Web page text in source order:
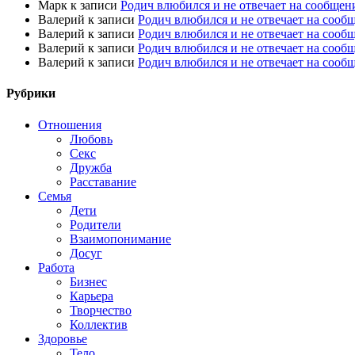
Марк к записи Родич влюбился и не отвечает на
Валерий к записи Родич влюбился и не отвечает на
Валерий к записи Родич влюбился и не отвечает на
Валерий к записи Родич влюбился и не отвечает на
Валерий к записи Родич влюбился и не отвечает на
Рубрики
Отношения
Любовь
Секс
Дружба
Расставание
Семья
Дети
Родители
Взаимопонимание
Досуг
Работа
Бизнес
Карьера
Творчество
Коллектив
Здоровье